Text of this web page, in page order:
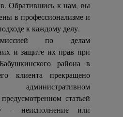
Обратившись к нам, вы
в профессионализме и
к каждому делу.
по делам
и защите их прав при
района в
клиента прекращено
статьей
неисполнение или